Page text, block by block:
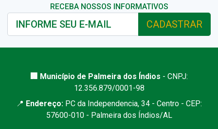
RECEBA NOSSOS INFORMATIVOS
CADASTRAR
🏢 Município de Palmeira dos Índios - CNPJ:
12.356.879/0001-98
📍 Endereço: PC da Independencia, 34 - Centro - CEP:
57600-010 - Palmeira dos Índios/AL